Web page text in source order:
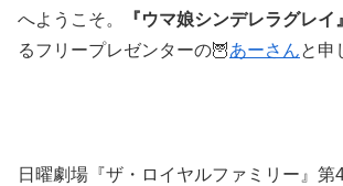
へようこそ。
『ウマ娘シンデレラグレイ』
るフリープレゼンターの🦉あーさんと申
日曜劇場『ザ・ロイヤルファミリー』第